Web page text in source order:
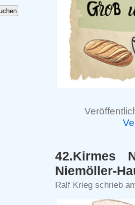
42.Kirmes
Niemöller-
Ralf Krieg schrieb